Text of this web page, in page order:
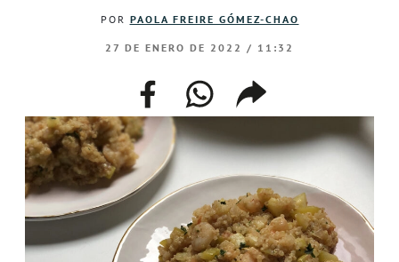
POR PAOLA FREIRE GÓMEZ-CHAO
27 DE ENERO DE 2022 / 11:32
facebookwhatsappcompartir
enlace